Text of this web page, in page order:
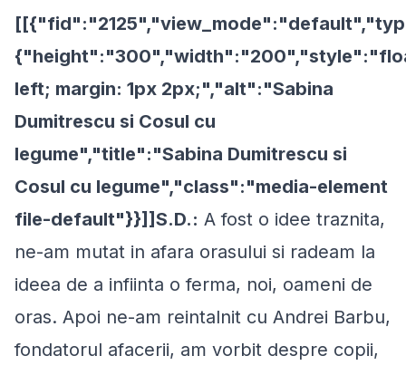
left; margin: 1px 2px;","alt":"Sabina
Dumitrescu si Cosul cu
legume","title":"Sabina Dumitrescu si
Cosul cu legume","class":"media-element
file-default"}}]]S.D.: A fost o idee traznita,
ne-am mutat in afara orasului si radeam la
ideea de a infiinta o ferma, noi, oameni de
oras. Apoi ne-am reintalnit cu Andrei Barbu,
fondatorul afacerii, am vorbit despre copii,